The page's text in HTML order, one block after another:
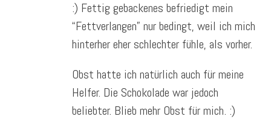
:) Fettig gebackenes befriedigt mein
“Fettverlangen” nur bedingt, weil ich mich
hinterher eher schlechter fühle, als vorher.
Obst hatte ich natürlich auch für meine
Helfer. Die Schokolade war jedoch
beliebter. Blieb mehr Obst für mich. :)